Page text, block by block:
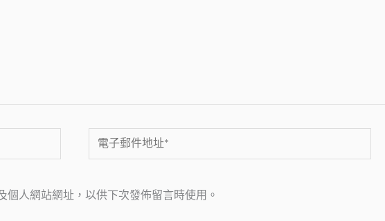
電
子
件
個人網站網址，以供下次發佈留言時使用。